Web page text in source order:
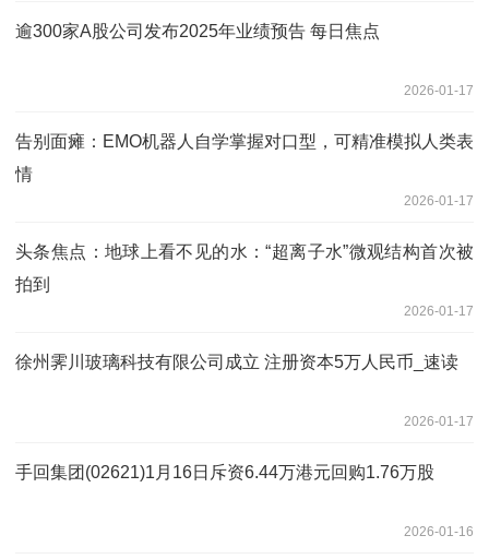
逾300家A股公司发布2025年业绩预告 每日焦点
2026-01-17
告别面瘫：EMO机器人自学掌握对口型，可精准模拟人类表
情
2026-01-17
头条焦点：地球上看不见的水：“超离子水”微观结构首次被
拍到
2026-01-17
徐州霁川玻璃科技有限公司成立 注册资本5万人民币_速读
2026-01-17
手回集团(02621)1月16日斥资6.44万港元回购1.76万股
2026-01-16